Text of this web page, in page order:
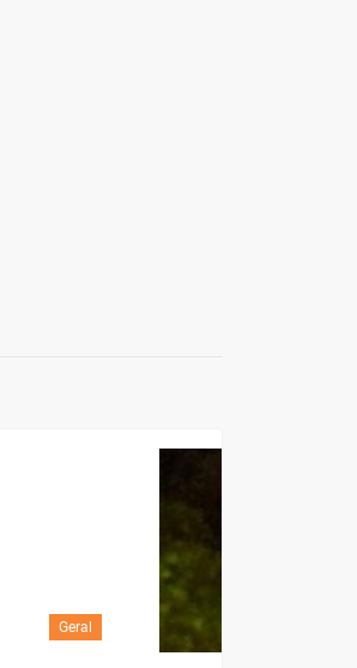
Geral